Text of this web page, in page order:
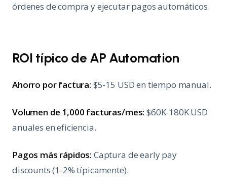
órdenes de compra y ejecutar pagos automáticos.
ROI típico de AP Automation
Ahorro por factura: $5-15 USD en tiempo manual.
Volumen de 1,000 facturas/mes: $60K-180K USD
anuales en eficiencia.
Pagos más rápidos: Captura de early pay
discounts (1-2% típicamente).